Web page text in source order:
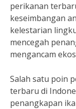
perikanan
keseimbangan
kelestarian
mencegah
mengancam
Salah satu poin
terbaru di
penangkapan